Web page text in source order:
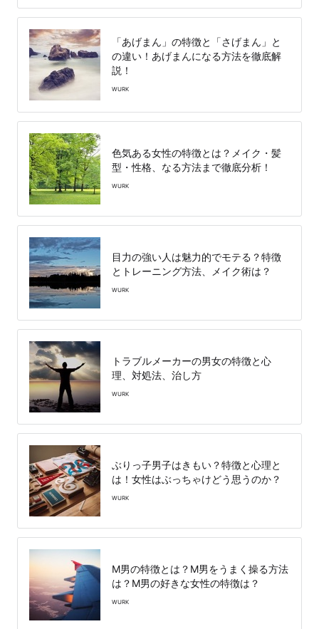
「あげまん」の特徴と「さげまん」と
の違い！あげまんになる方法を徹底解
説！
WURK
色気ある女性の特徴とは？メイク・髪
型・性格、なる方法まで徹底分析！
WURK
目力の強い人は魅力的でモテる？特徴
とトレーニング方法、メイク術は？
WURK
トラブルメーカーの男女の特徴と心
理、対処法、治し方
WURK
ぶりっ子男子はきもい？特徴と心理と
は！女性はぶっちゃけどう思うのか？
WURK
M男の特徴とは？M男をうまく操る方法
は？M男の好きな女性の特徴は？
WURK